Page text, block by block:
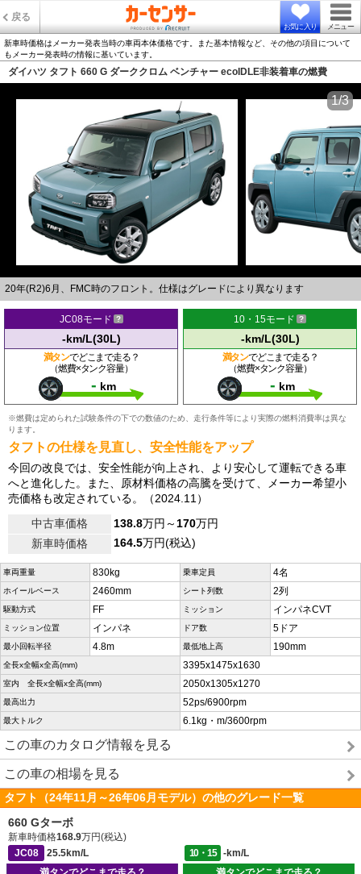
戻る
お気に入り メニュー
新車時価格はメーカー発表当時の車両本体価格です。また基本情報など、その他の項目について
もメーカー発表時の情報に基いています。
ダイハツ タフト 660 G ダーククロム ベンチャー ecoIDLE非装着車の燃費
20年(R2)6月、FMC時のフロント。仕様はグレードにより異なります
1/3
JC08モード
-km/L(30L)
満タンでどこまで走る？
（燃費×タンク容量）
- km
10・15モード
-km/L(30L)
満タンでどこまで走る？
（燃費×タンク容量）
- km
※燃費は定められた試験条件の下での数値のため、走行条件等により実際の燃料消費率は異な
ります。
タフトの仕様を見直し、安全性能をアップ
今回の改良では、安全性能が向上され、より安心して運転できる車
へと進化した。また、原材料価格の高騰を受けて、メーカー希望小
売価格も改定されている。（2024.11）
中古車価格
138.8万円～170万円
新車時価格
164.5万円(税込)
車両重量 830kg 乗車定員 4名
ホイールベース 2460mm シート列数 2列
駆動方式 FF ミッション インパネCVT
ミッション位置 インパネ ドア数 5ドア
最小回転半径 4.8m 最低地上高 190mm
全長x全幅x全高(mm) 3395x1475x1630
室内 全長x全幅x全高(mm) 2050x1305x1270
最高出力 52ps/6900rpm
最大トルク 6.1kg・m/3600rpm
この車のカタログ情報を見る
この車の相場を見る
タフト（24年11月～26年06月モデル）の他のグレード一覧
660 Gターボ
新車時価格168.9万円(税込)
JC08
25.5km/L 10・15
-km/L